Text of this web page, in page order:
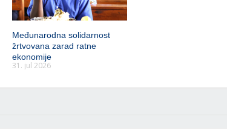
Međunarodna solidarnost
žrtvovana zarad ratne
ekonomije
31. jul 2026